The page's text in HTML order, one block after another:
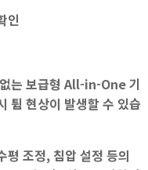
인
없는 보급형 All-in-One기
튐 현상이 발생할 수 있습
평 조정, 침압 설정 등의